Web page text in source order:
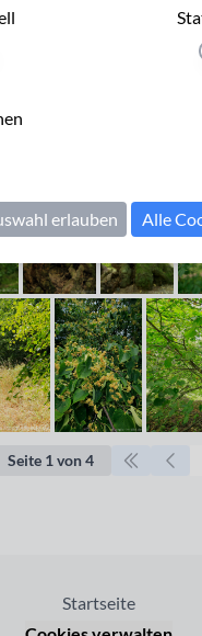
Seite 1 von 4
Startseite
anwenden
anwenden
erlauben Alle